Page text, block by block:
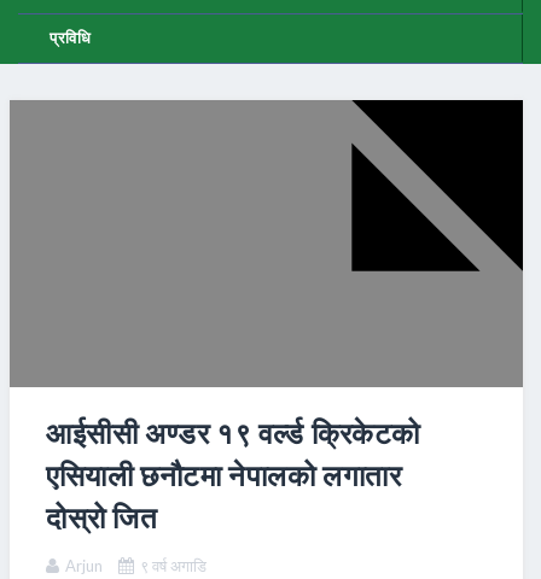
प्रविधि
आईसीसी अण्डर १९ वर्ल्ड क्रिकेटको
एसियाली छनौटमा नेपालको लगातार
दोस्रो जित
Arjun ९ वर्ष अगाडि